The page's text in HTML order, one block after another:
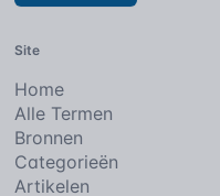
Site
Home
Alle Termen
Bronnen
Categorieën
Artikelen